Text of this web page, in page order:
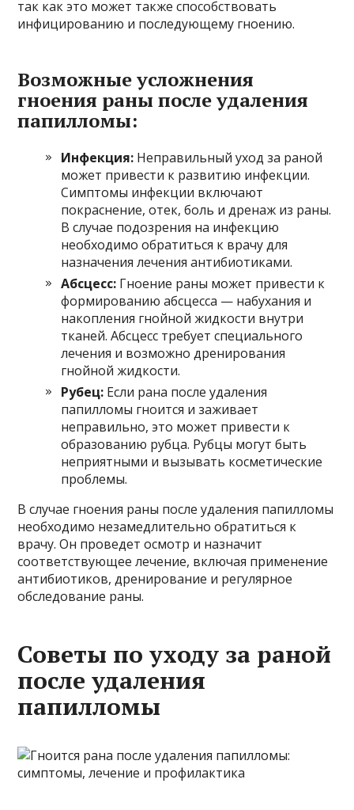
так как это может также способствовать
инфицированию и последующему гноению.
Возможные усложнения
гноения раны после удаления
папилломы:
Инфекция: Неправильный уход за раной
может привести к развитию инфекции.
Симптомы инфекции включают
покраснение, отек, боль и дренаж из раны.
В случае подозрения на инфекцию
необходимо обратиться к врачу для
назначения лечения антибиотиками.
Абсцесс: Гноение раны может привести к
формированию абсцесса — набухания и
накопления гнойной жидкости внутри
тканей. Абсцесс требует специального
лечения и возможно дренирования
гнойной жидкости.
Рубец: Если рана после удаления
папилломы гноится и заживает
неправильно, это может привести к
образованию рубца. Рубцы могут быть
неприятными и вызывать косметические
проблемы.
В случае гноения раны после удаления папилломы
необходимо незамедлительно обратиться к
врачу. Он проведет осмотр и назначит
соответствующее лечение, включая применение
антибиотиков, дренирование и регулярное
обследование раны.
Советы по уходу за раной
после удаления
папилломы